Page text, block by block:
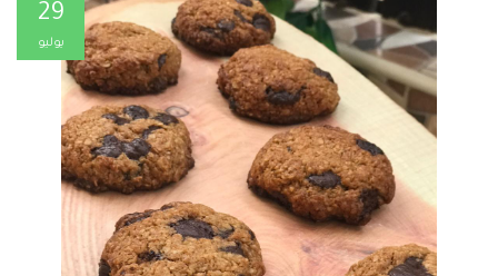
29
يوليو